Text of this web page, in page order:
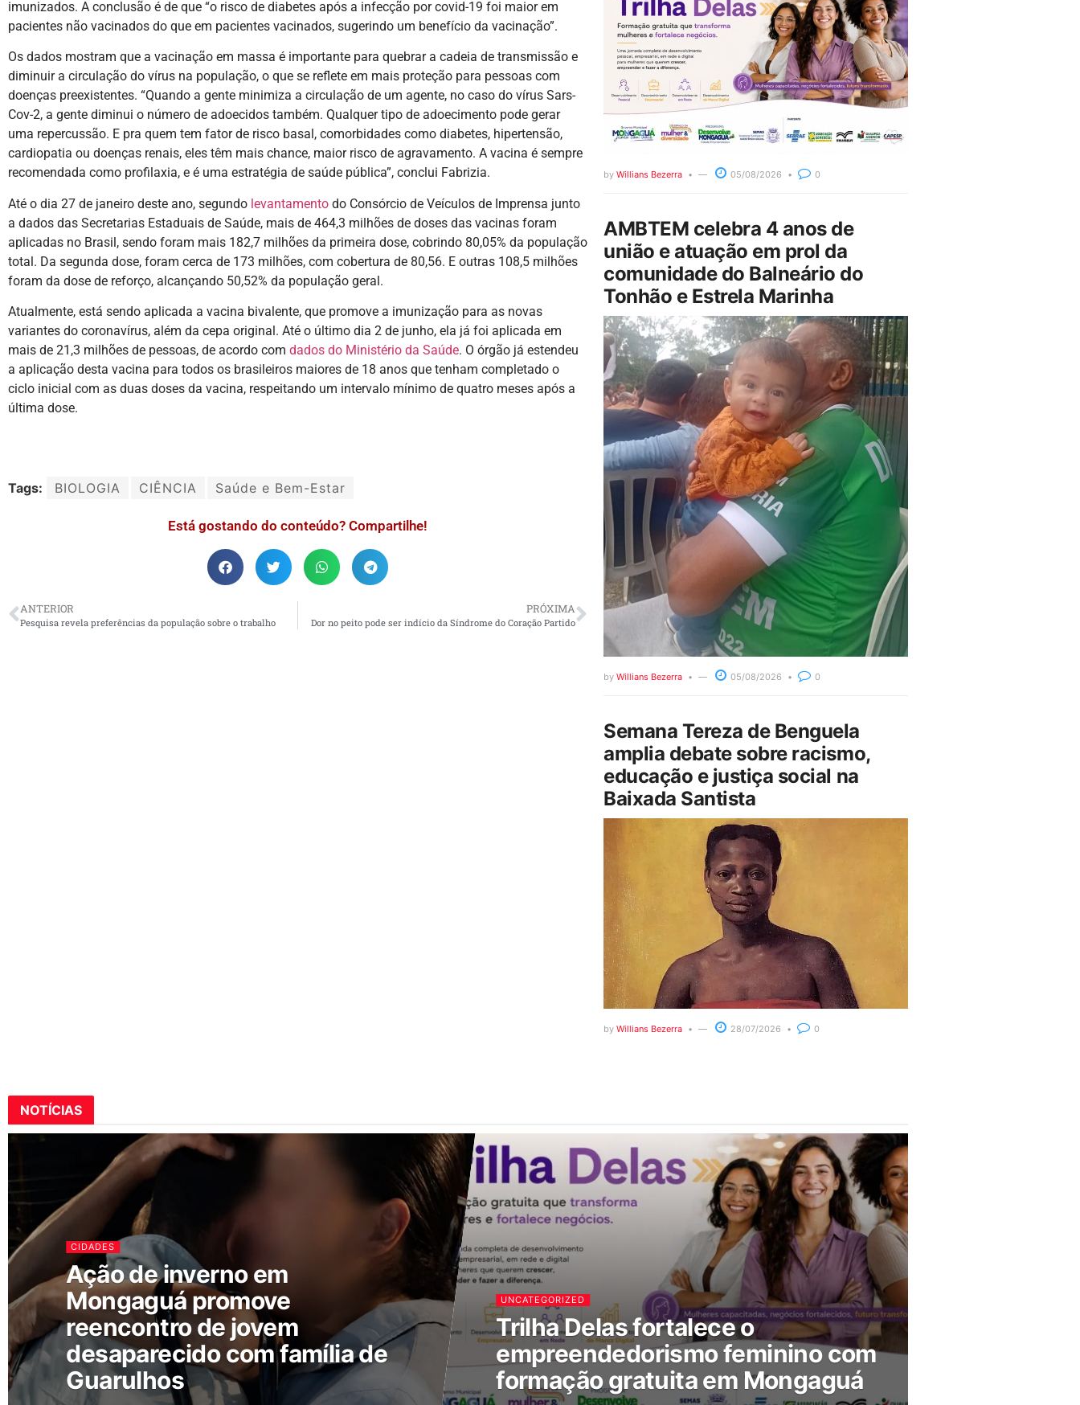
imunizados. A conclusão é de que “o risco de diabetes após a infecção por covid-19 foi maior em
pacientes não vacinados do que em pacientes vacinados, sugerindo um benefício da vacinação”.
Os dados mostram que a vacinação em massa é importante para quebrar a cadeia de transmissão e
diminuir a circulação do vírus na população, o que se reflete em mais proteção para pessoas com
doenças preexistentes. “Quando a gente minimiza a circulação de um agente, no caso do vírus Sars-
Cov-2, a gente diminui o número de adoecidos também. Qualquer tipo de adoecimento pode gerar
uma repercussão. E pra quem tem fator de risco basal, comorbidades como diabetes, hipertensão,
cardiopatia ou doenças renais, eles têm mais chance, maior risco de agravamento. A vacina é sempre
recomendada como profilaxia, e é uma estratégia de saúde pública”, conclui Fabrizia.
Até o dia 27 de janeiro deste ano, segundo levantamento do Consórcio de Veículos de Imprensa junto
a dados das Secretarias Estaduais de Saúde, mais de 464,3 milhões de doses das vacinas foram
aplicadas no Brasil, sendo foram mais 182,7 milhões da primeira dose, cobrindo 80,05% da população
total. Da segunda dose, foram cerca de 173 milhões, com cobertura de 80,56. E outras 108,5 milhões
foram da dose de reforço, alcançando 50,52% da população geral.
Atualmente, está sendo aplicada a vacina bivalente, que promove a imunização para as novas
variantes do coronavírus, além da cepa original. Até o último dia 2 de junho, ela já foi aplicada em
mais de 21,3 milhões de pessoas, de acordo com dados do Ministério da Saúde. O órgão já estendeu
a aplicação desta vacina para todos os brasileiros maiores de 18 anos que tenham completado o
ciclo inicial com as duas doses da vacina, respeitando um intervalo mínimo de quatro meses após a
última dose.
Tags: BIOLOGIA CIÊNCIA Saúde e Bem-Estar
Está gostando do conteúdo? Compartilhe!
ANTERIOR
Pesquisa revela preferências da população sobre o trabalho
PRÓXIMA
Dor no peito pode ser indício da Síndrome do Coração Partido
by Willians Bezerra 05/08/2026 0
AMBTEM celebra 4 anos de
união e atuação em prol da
comunidade do Balneário do
Tonhão e Estrela Marinha
by Willians Bezerra 05/08/2026 0
Semana Tereza de Benguela
amplia debate sobre racismo,
educação e justiça social na
Baixada Santista
by Willians Bezerra 28/07/2026 0
NOTÍCIAS
CIDADES
Ação de inverno em
Mongaguá promove
reencontro de jovem
desaparecido com família de
Guarulhos
UNCATEGORIZED
Trilha Delas fortalece o
empreendedorismo feminino com
formação gratuita em Mongaguá